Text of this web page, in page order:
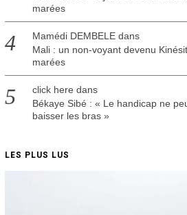
marées
Mamédi DEMBELEdans
Mali : un non-voyant devenu
marées
click here dans
Békaye Sibé : « Le handicap ne
baisser les bras »
LES PLUS LUS